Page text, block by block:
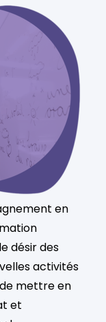
en
désir des
activités
mettre en
et